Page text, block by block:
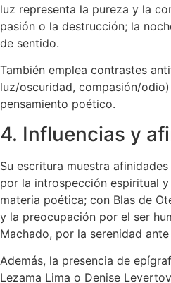
luz representa la pureza y la
pasión o la destrucción; la
de sentido.
También emplea contrastes
luz/oscuridad, compasión/
pensamiento poético.
4. Influencias y
Su escritura muestra
por la introspección espiritual
materia poética; con Blas de
y la preocupación por el ser
Machado, por la serenidad
Además, la presencia de
Lezama Lima o Denise